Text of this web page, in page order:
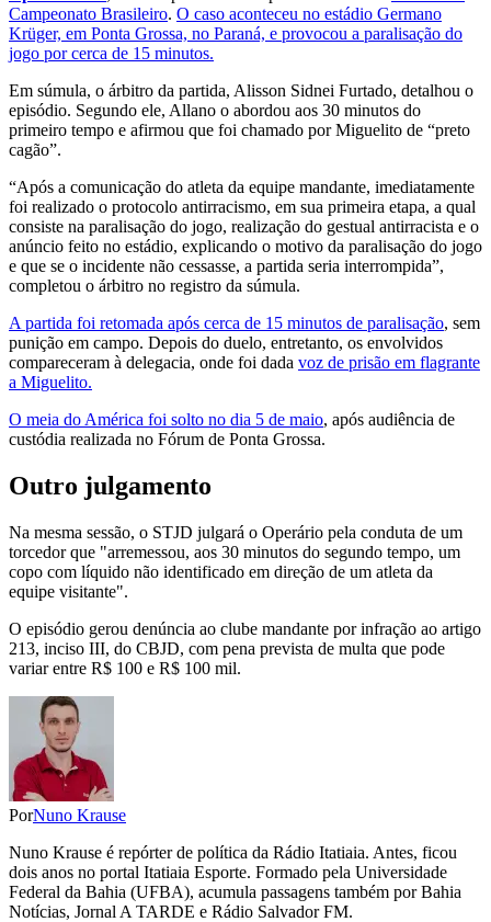
Campeonato Brasileiro. O caso aconteceu no estádio Germano
Krüger, em Ponta Grossa, no Paraná, e provocou a paralisação do
jogo por cerca de 15 minutos.
Em súmula, o árbitro da partida, Alisson Sidnei Furtado, detalhou o
episódio. Segundo ele, Allano o abordou aos 30 minutos do
primeiro tempo e afirmou que foi chamado por Miguelito de “preto
cagão”.
“Após a comunicação do atleta da equipe mandante, imediatamente
foi realizado o protocolo antirracismo, em sua primeira etapa, a qual
consiste na paralisação do jogo, realização do gestual antirracista e o
anúncio feito no estádio, explicando o motivo da paralisação do jogo
e que se o incidente não cessasse, a partida seria interrompida”,
completou o árbitro no registro da súmula.
A partida foi retomada após cerca de 15 minutos de paralisação, sem
punição em campo. Depois do duelo, entretanto, os envolvidos
compareceram à delegacia, onde foi dada voz de prisão em flagrante
a Miguelito.
O meia do América foi solto no dia 5 de maio, após audiência de
custódia realizada no Fórum de Ponta Grossa.
Outro julgamento
Na mesma sessão, o STJD julgará o Operário pela conduta de um
torcedor que "arremessou, aos 30 minutos do segundo tempo, um
copo com líquido não identificado em direção de um atleta da
equipe visitante".
O episódio gerou denúncia ao clube mandante por infração ao artigo
213, inciso III, do CBJD, com pena prevista de multa que pode
variar entre R$ 100 e R$ 100 mil.
PorNuno Krause
Nuno Krause é repórter de política da Rádio Itatiaia. Antes, ficou
dois anos no portal Itatiaia Esporte. Formado pela Universidade
Federal da Bahia (UFBA), acumula passagens também por Bahia
Notícias, Jornal A TARDE e Rádio Salvador FM.